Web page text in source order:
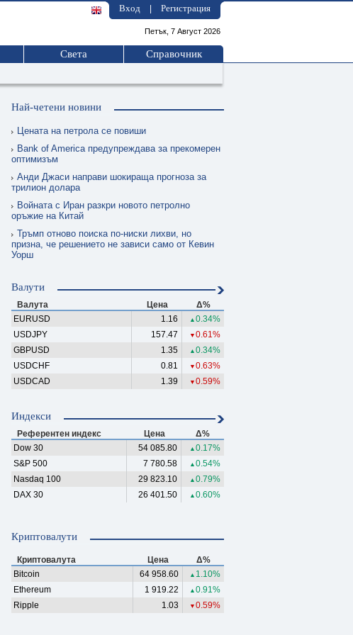
Вход Регистрация
Петък, 7 Август 2026
Света Справочник
Най-четени новини
Цената на петрола се повиши
Bank of America предупреждава за прекомерен
оптимизъм
Анди Джаси направи шокираща прогноза за
трилион долара
Войната с Иран разкри новото петролно
оръжие на Китай
Тръмп отново поиска по-ниски лихви, но
призна, че решението не зависи само от Кевин
Уорш
Валути
Валута Цена
Δ%
EURUSD
1.16 ▲ 0.34%
USDJPY
157.47 ▼ 0.61%
GBPUSD
1.35 ▲ 0.34%
USDCHF
0.81 ▼ 0.63%
USDCAD
1.39 ▼ 0.59%
Индекси
Референтен индекс Цена
Δ%
Dow 30
54 085.80 ▲ 0.17%
S&P 500
7 780.58 ▲ 0.54%
Nasdaq 100
29 823.10 ▲ 0.79%
DAX 30
26 401.50 ▲ 0.60%
Криптовалути
Криптовалута Цена
Δ%
Bitcoin
64 958.60 ▲ 1.10%
Ethereum
1 919.22 ▲ 0.91%
Ripple
1.03 ▼ 0.59%